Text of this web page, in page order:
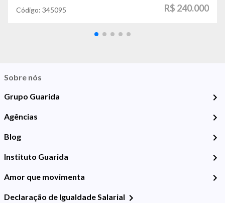
Código: 345095 R$ 240.000
Sobre nós
Grupo Guarida
Agências
Blog
Instituto Guarida
Amor que movimenta
Declaração de Igualdade Salarial